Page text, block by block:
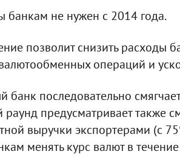
банкам не нужен с 2014 года.
позволит снизить расходы
операций и
последовательно
предусматривает также
выручки экспортерами (с
менять курс валют в